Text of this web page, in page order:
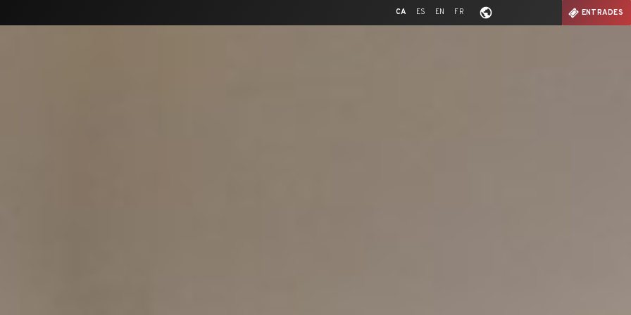
CA ES EN FR ENTRADES